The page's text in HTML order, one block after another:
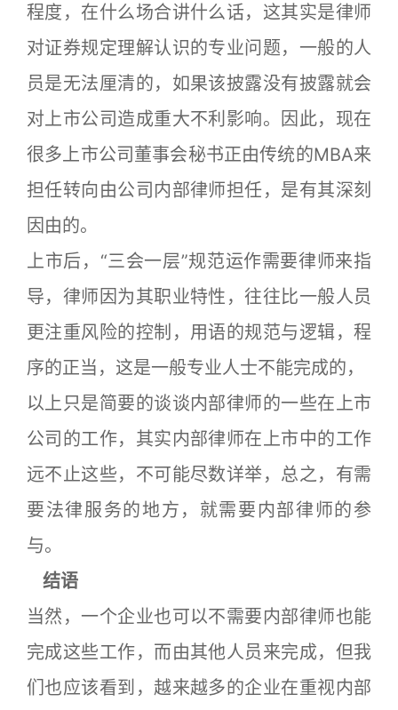
程度，在什么场合讲什么话，这其实是律师
对证券规定理解认识的专业问题，一般的人
员是无法厘清的，如果该披露没有披露就会
对上市公司造成重大不利影响。因此，现在
很多上市公司董事会秘书正由传统的MBA来
担任转向由公司内部律师担任，是有其深刻
因由的。
上市后，“三会一层”规范运作需要律师来指
导，律师因为其职业特性，往往比一般人员
更注重风险的控制，用语的规范与逻辑，程
序的正当，这是一般专业人士不能完成的，
以上只是简要的谈谈内部律师的一些在上市
公司的工作，其实内部律师在上市中的工作
远不止这些，不可能尽数详举，总之，有需
要法律服务的地方，就需要内部律师的参
与。
结语
当然，一个企业也可以不需要内部律师也能
完成这些工作，而由其他人员来完成，但我
们也应该看到，越来越多的企业在重视内部